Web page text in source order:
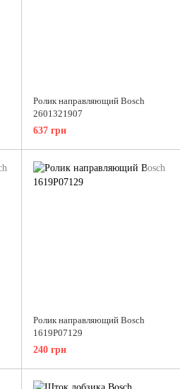
Ролик направляющий Bosch
2601321907
637 грн
Ролик направляющий Bosch
1619P07129
240 грн